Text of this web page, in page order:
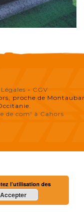
- CGV
proche de
de com' à Cahors
l’utilisation des
Accepter